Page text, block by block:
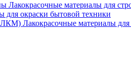
Лакокрасочные материалы для
для окраски бытовой техники
Лакокрасочные материалы